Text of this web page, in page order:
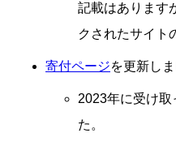
記載はあります
クされたサイト
寄付ページを更新しま
2023年に受け取
た。